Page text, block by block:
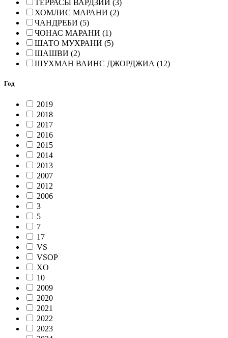
ТЕРРАСЫ ВАРДЗИИ (3)
ХОМЛИС МАРАНИ (2)
ЧАНДРЕБИ (5)
ЧОНАС МАРАНИ (1)
ШАТО МУХРАНИ (5)
ШАШВИ (2)
ШУХМАН ВАИНС ДЖОРДЖИА (12)
Год
2019
2018
2017
2016
2015
2014
2013
2007
2012
2006
3
5
7
17
VS
VSOP
XO
10
2009
2020
2021
2022
2023